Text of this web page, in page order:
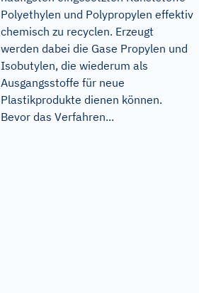
Polyethylen und Polypropylen effektiv
chemisch zu recyclen. Erzeugt
werden dabei die Gase Propylen und
Isobutylen, die wiederum als
Ausgangsstoffe für neue
Plastikprodukte dienen können.
Bevor das Verfahren...